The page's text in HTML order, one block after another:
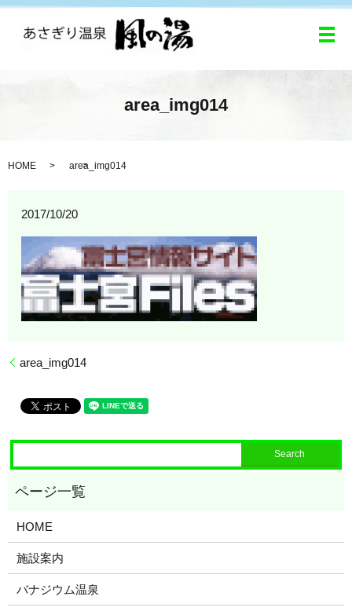
メ
area_img014
HOME area_img014
2017/10/20
area_img014
HOME
施設案内
バナジウム温泉